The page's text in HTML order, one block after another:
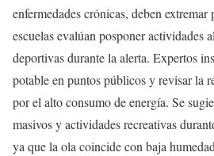
enfermedades crónicas, deben
escuelas evalúan posponer actividades
deportivas durante la alerta. Expertos
potable en puntos públicos y revisar la
por el alto consumo de energía. Se
masivos y actividades recreativas
ya que la ola coincide con baja